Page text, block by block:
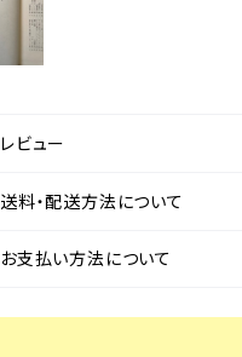
レビュー
送料・配送方法について
お支払い方法について